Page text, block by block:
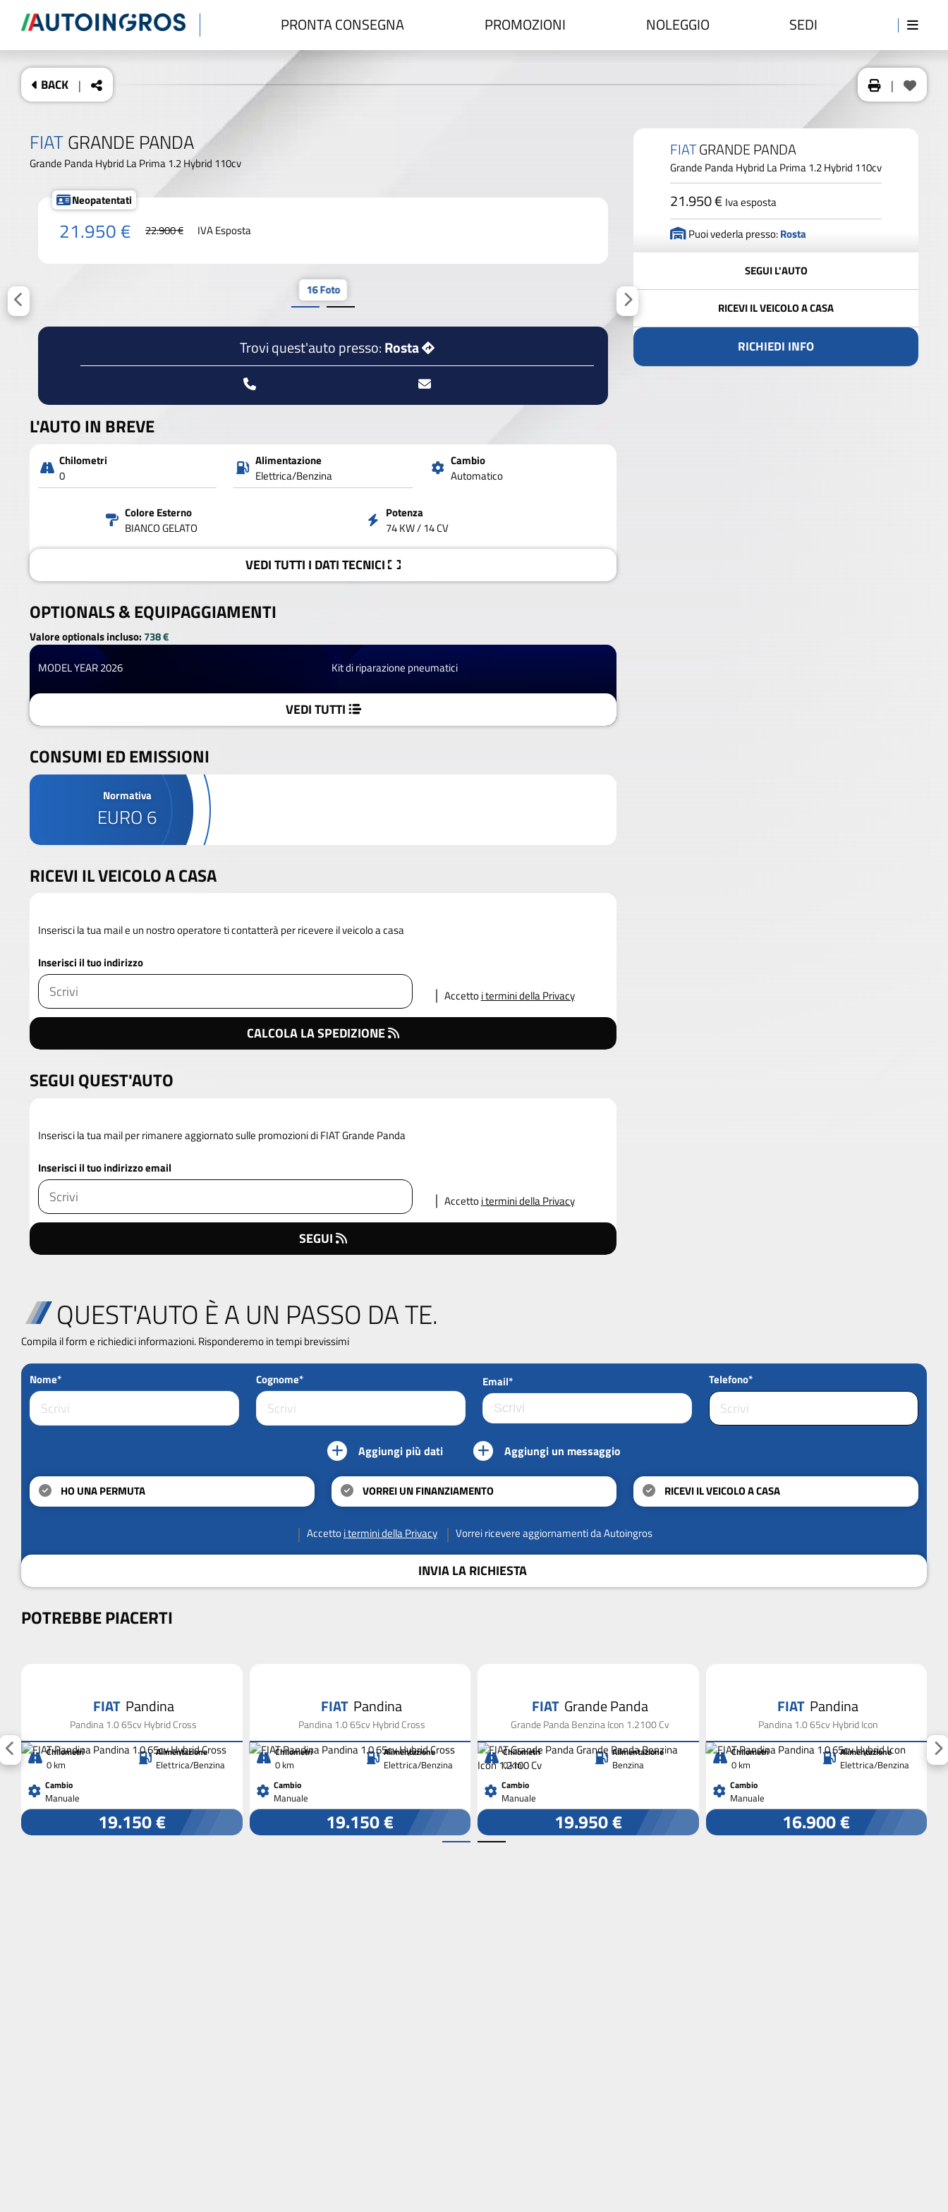
PRONTA CONSEGNA PROMOZIONI NOLEGGIO SEDI
BACK | |
FIATGRANDE PANDA
Grande Panda Hybrid La Prima 1.2 Hybrid 110cv
Neopatentati
21.950 € 22.900 € IVA Esposta
16 Foto
Trovi quest'auto presso:Rosta
L'AUTO IN BREVE
Chilometri
0
Alimentazione
Elettrica/Benzina
Cambio
Automatico
Colore Esterno
BIANCO GELATO
Potenza
74 KW / 14 CV
VEDITUTTI I DATITECNICI
OPTIONALS &EQUIPAGGIAMENTI
Valore optionals incluso: 738 €
MODEL YEAR 2026
Kit di riparazione pneumatici
VEDI TUTTI
CONSUMI ED EMISSIONI
Normativa
EURO 6
RICEVI IL VEICOLO A CASA
Inserisci la tua mail e un nostro operatore ti contatterà per ricevere il veicolo a casa
Inserisci il tuo indirizzo
Accettoi termini della Privacy
CALCOLA LA SPEDIZIONE
SEGUI QUEST'AUTO
Inserisci la tua mail per rimanere aggiornato sulle promozioni di FIAT Grande Panda
Inserisci il tuo indirizzo email
Accettoi termini della Privacy
SEGUI
FIATGRANDE PANDA
Grande Panda Hybrid La Prima 1.2 Hybrid 110cv
21.950 € Iva esposta
Puoi vederla presso:Rosta
SEGUI L'AUTO
RICEVI IL VEICOLO A CASA
RICHIEDI INFO
QUEST'AUTO È A UN PASSO DA TE.
Compila il form e richiedici informazioni. Risponderemo in tempi brevissimi
Nome* Cognome* Email* Telefono*
Aggiungi più dati Aggiungi un messaggio
HO UNA PERMUTA VORREI UN FINANZIAMENTO RICEVI IL VEICOLO A CASA
Accettoi termini della Privacy Vorrei ricevere aggiornamenti da Autoingros
INVIA LA RICHIESTA
POTREBBE PIACERTI
FIAT Pandina
Pandina 1.0 65cv Hybrid Cross
Chilometri
0 km
Alimentazione
Elettrica/Benzina
Cambio
Manuale
19.150 €
FIAT Pandina
Pandina 1.0 65cv Hybrid Cross
Chilometri
0 km
Alimentazione
Elettrica/Benzina
Cambio
Manuale
19.150 €
FIAT Grande Panda
Grande Panda Benzina Icon 1.2100 Cv
Chilometri
0 km
Alimentazione
Benzina
Cambio
Manuale
19.950 €
FIAT Pandina
Pandina 1.0 65cv Hybrid Icon
Chilometri
0 km
Alimentazione
Elettrica/Benzina
Cambio
Manuale
16.900 €